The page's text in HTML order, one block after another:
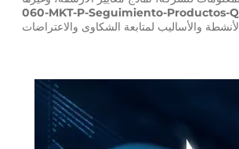
060-MKT-P-Seguimiento-Productos-